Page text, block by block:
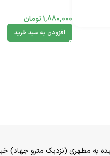
1,880,000تومان
افزودن به سبد خرید
به مطهری (نزدیک مترو جهاد) خیابان